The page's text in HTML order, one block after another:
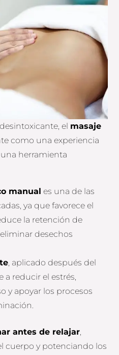
el masaje
como una experiencia
herramienta
manual es una de las
ya que favorece el
la retención de
desechos
, aplicado después del
a reducir el estrés,
y apoyar los procesos
antes de relajar,
cuerpo y potenciando los